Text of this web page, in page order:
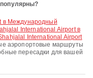
International Airport в
International Airport
аэропортовые маршруты
пересадки для вашей